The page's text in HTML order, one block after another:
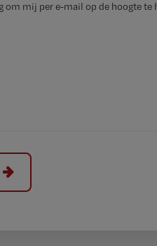
om mij per e-mail op de hoogte te